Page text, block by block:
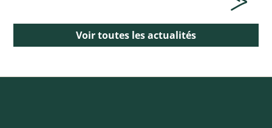
Voir toutes les actualités